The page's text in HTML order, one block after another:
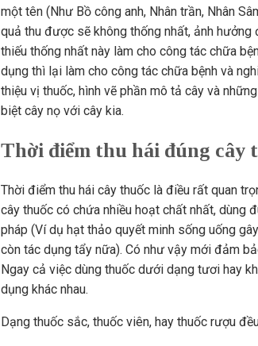
một tên (Như Bồ công anh, Nhân trần, Nhân
quả thu được sẽ không thống nhất, ảnh
thiếu thống nhất này làm cho công tác chữa
dụng thì lại làm cho công tác chữa bệnh và
thiệu vị thuốc, hình vẽ phần mô tả cây và
biệt cây nọ với cây kia.
Thời điểm thu hái đúng cây
Thời điểm thu hái cây thuốc là điều rất quan
cây thuốc có chứa nhiều hoạt chất nhất, dùng
pháp (Ví dụ hạt thảo quyết minh sống uống
còn tác dụng tẩy nữa). Có như vậy mới đảm
Ngay cả việc dùng thuốc dưới dạng tươi hay
dụng khác nhau.
Dạng thuốc sắc, thuốc viên, hay thuốc rượu